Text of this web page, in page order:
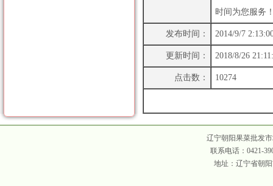
时间为您服务
发布时间： 2014/9/7
更新时间： 2018/8/26
点击数： 10274
辽宁朝阳果菜批发
联系电话：0421-
地址：辽宁省朝